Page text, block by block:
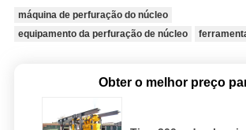
máquina de perfuração do núcleo
equipamento da perfuração de núcleo
Obter o melhor preço